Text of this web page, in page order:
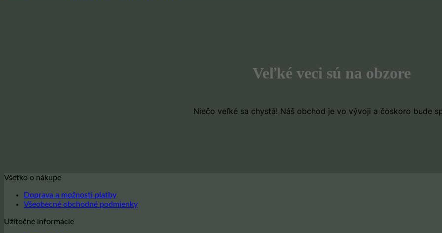
Veľké veci sú na obzore
Niečo veľké sa chystá! Náš obchod je vo vývoji a čoskoro bude
Všetko o nákupe
Doprava a možnosti platby
Všeobecné obchodné podmienky
Užitočné informácie